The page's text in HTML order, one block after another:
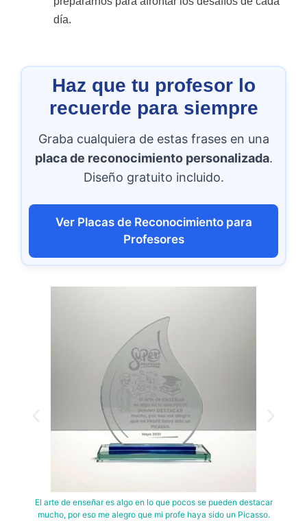
día.
Haz que tu profesor lo
recuerde para siempre
Graba cualquiera de estas frases en una
placa de reconocimiento personalizada.
Diseño gratuito incluido.
Ver Placas de Reconocimiento para
Profesores
El arte de enseñar es algo en lo que pocos se pueden destacar
mucho, por eso me alegro que mi profe haya sido un Picasso.